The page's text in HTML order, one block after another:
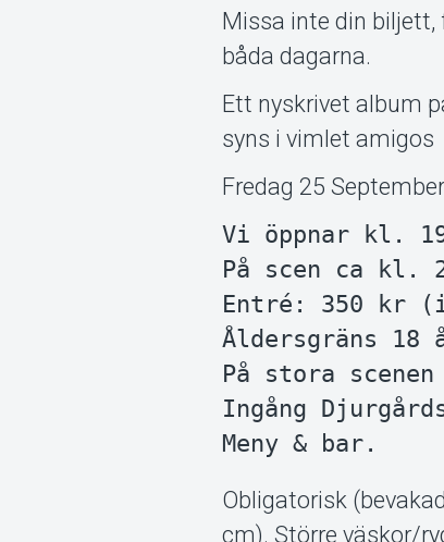
Missa inte din biljett,
båda dagarna.
Ett nyskrivet album
syns i vimlet amigos
Fredag 25
Vi öppnar kl.
På scen ca kl.
Entré: 350 kr
Åldersgräns 18
På stora scenen
Ingång
Obligatorisk
cm). Större väskor/